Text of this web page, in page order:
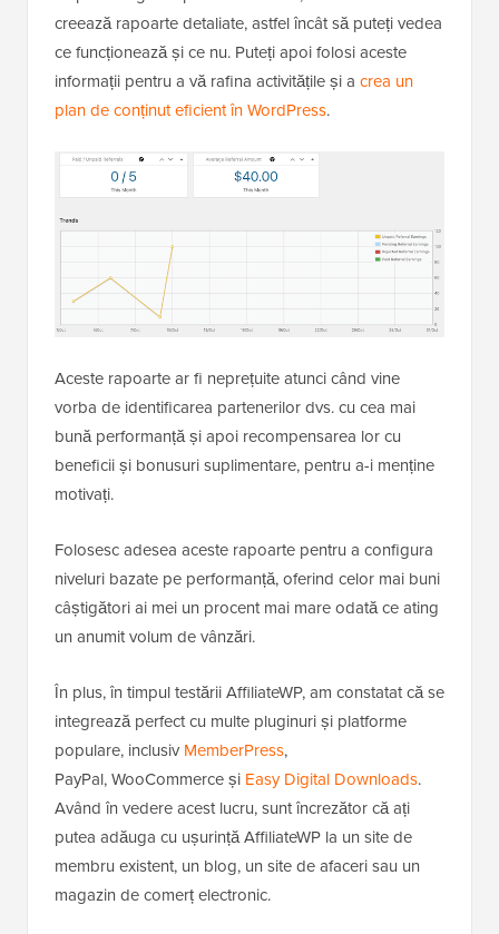
creează rapoarte detaliate, astfel încât să puteți vedea
ce funcționează și ce nu. Puteți apoi folosi aceste
informații pentru a vă rafina activitățile și a crea un
plan de conținut eficient în WordPress.
Aceste rapoarte ar fi neprețuite atunci când vine
vorba de identificarea partenerilor dvs. cu cea mai
bună performanță și apoi recompensarea lor cu
beneficii și bonusuri suplimentare, pentru a-i menține
motivați.
Folosesc adesea aceste rapoarte pentru a configura
niveluri bazate pe performanță, oferind celor mai buni
câștigători ai mei un procent mai mare odată ce ating
un anumit volum de vânzări.
În plus, în timpul testării AffiliateWP, am constatat că se
integrează perfect cu multe pluginuri și platforme
populare, inclusiv MemberPress,
PayPal, WooCommerce și Easy Digital Downloads.
Având în vedere acest lucru, sunt încrezător că ați
putea adăuga cu ușurință AffiliateWP la un site de
membru existent, un blog, un site de afaceri sau un
magazin de comerț electronic.